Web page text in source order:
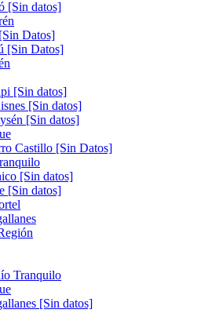
[Sin datos]
Datos]
[Sin Datos]
[Sin datos]
[Sin datos]
[Sin datos]
Castillo [Sin Datos]
[Sin datos]
[Sin datos]
Tranquilo
[Sin datos]